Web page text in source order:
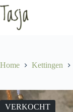
Ga
naar
de
inhoud
Home Kettingen
VERKOCHT